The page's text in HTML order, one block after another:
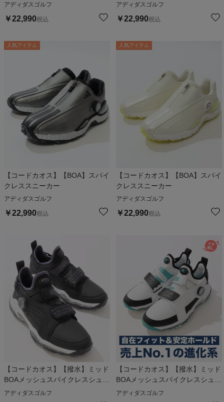
アディダスゴルフ
￥22,990税込
アディダスゴルフ
￥22,990税込
人気アイテム
【コードカオス】【BOA】スパイ
クレススニーカー
アディダスゴルフ
￥22,990税込
人気アイテム
【コードカオス】【BOA】スパイ
クレススニーカー
アディダスゴルフ
￥22,990税込
【コードカオス】【撥水】ミッド
BOAメッシュスパイクレスシュー
ズ
アディダスゴルフ
【コードカオス】【撥水】ミッド
BOAメッシュスパイクレスシュー
ズ
アディダスゴルフ